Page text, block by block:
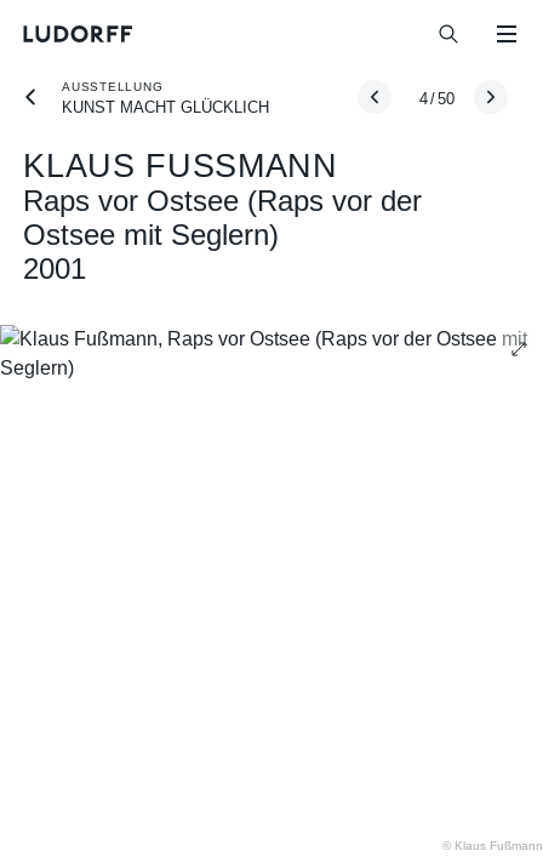
AUSSTELLUNG
KUNST MACHT GLÜCKLICH
4/50
KLAUS FUSSMANN
Raps vor Ostsee (Raps vor der
Ostsee mit Seglern)
2001
© Klaus Fußmann